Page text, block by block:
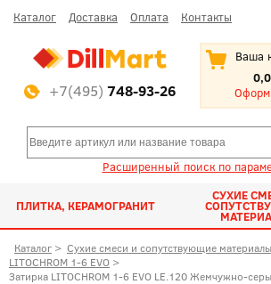
Каталог Доставка Оплата Контакты
+7(495) 748-93-26
Ваша
Расширенный поиск по
ПЛИТКА, КЕРАМОГРАНИТ
СУХИЕ
Каталог > Сухие смеси и сопутствующие материалы
LITOCHROM 1-6 EVO >
Затирка LITOCHROM 1-6 EVO LE.120 Жемчужно-